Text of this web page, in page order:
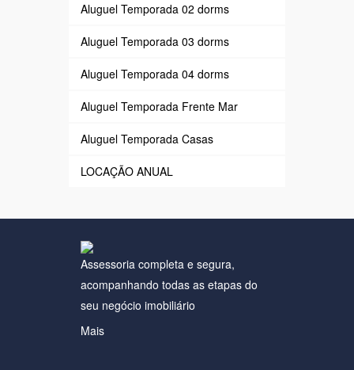
Aluguel Temporada 02 dorms
Aluguel Temporada 03 dorms
Aluguel Temporada 04 dorms
Aluguel Temporada Frente Mar
Aluguel Temporada Casas
LOCAÇÃO ANUAL
Assessoria completa e segura,
acompanhando todas as etapas do
seu negócio imobiliário
Mais